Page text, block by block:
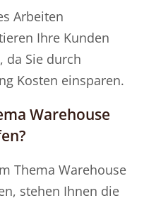
Arbeiten
Ihre Kunden
da Sie durch
Kosten einsparen.
Warehouse
Thema Warehouse
stehen Ihnen die